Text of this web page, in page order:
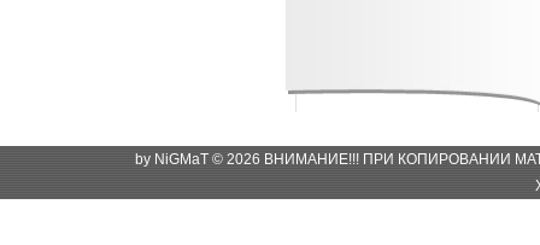
by NiGMaT © 2026 ВНИМАНИЕ!!! ПРИ КОПИРОВАНИИ